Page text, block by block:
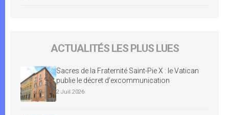
ACTUALITÉS LES PLUS LUES
Sacres de la Fraternité Saint-Pie X : le Vatican
publie le décret d’excommunication
2 Juil 2026